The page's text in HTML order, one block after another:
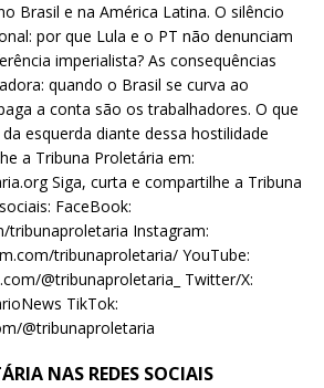
Brasil e na América Latina. O silêncio
por que Lula e o PT não denunciam
imperialista? As consequências
quando o Brasil se curva ao
a conta são os trabalhadores. O que
esquerda diante dessa hostilidade
a Tribuna Proletária em:
Siga, curta e compartilhe a Tribuna
FaceBook:
Instagram:
tribunaproletaria/ YouTube:
@tribunaproletaria_ Twitter/X:
TikTok:
@tribunaproletaria
NAS REDES SOCIAIS